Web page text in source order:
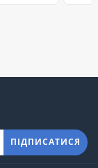
ПІДПИСАТИСЯ